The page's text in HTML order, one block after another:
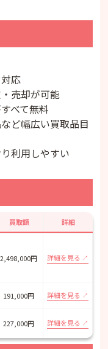
応
売却が可能
べて無料
ど幅広い買取品目
利用しやすい
買取額 詳細
2,498,000円 詳細を見る
191,000円 詳細を見る
227,000円 詳細を見る